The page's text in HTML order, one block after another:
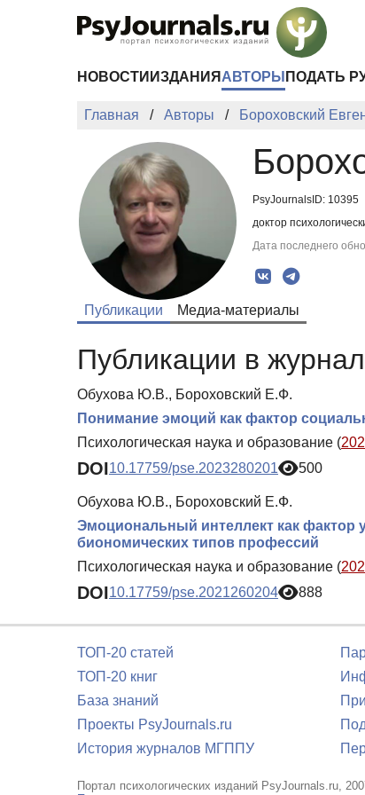
НОВОСТИ ИЗДАНИЯ АВТОРЫ ПОДАТЬ
Главная Авторы Бороховский
PsyJournalsID: 10395
доктор
Дата последнего
Публикации Медиа-материалы
Публикации в
Обухова Ю.В., Бороховский Е.Ф.
Понимание эмоций как фактор
Психологическая наука и образование (
DOI10.17759/pse.2023280201 500
Обухова Ю.В., Бороховский Е.Ф.
Эмоциональный интеллект как фактор
биономических типов профессий
Психологическая наука и образование (
DOI10.17759/pse.2021260204 888
ТОП-20 статей
ТОП-20 книг
База знаний
Проекты PsyJournals.ru
История журналов МГППУ
Портал психологических изданий PsyJournals.ru,